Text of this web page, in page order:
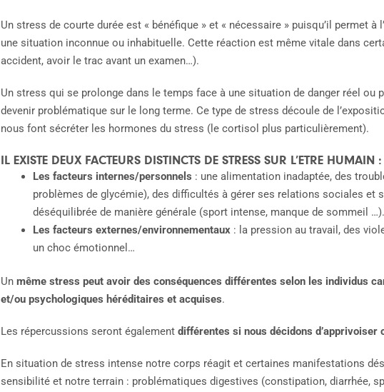
Un stress de courte durée est « bénéfique » et « nécessaire » puisqu’il permet à
une situation inconnue ou inhabituelle. Cette réaction est même vitale dans
accident, avoir le trac avant un examen…).
Un stress qui se prolonge dans le temps face à une situation de danger réel ou
devenir problématique sur le long terme. Ce type de stress découle de
nous font sécréter les hormones du stress (le cortisol plus particulièrement).
IL EXISTE DEUX FACTEURS DISTINCTS DE STRESS SUR L’ETRE HUMAIN :
Les facteurs internes/personnels : une alimentation inadaptée, des
problèmes de glycémie), des difficultés à gérer ses relations sociales et
déséquilibrée de manière générale (sport intense, manque de sommeil …).
Les facteurs externes/environnementaux : la pression au travail, des
un choc émotionnel…
Un même stress peut avoir des conséquences différentes selon les individus
et/ou psychologiques héréditaires et acquises.
Les répercussions seront également différentes si nous décidons
En situation de stress intense notre corps réagit et certaines manifestations
sensibilité et notre terrain : problématiques digestives (constipation, diarrhée,